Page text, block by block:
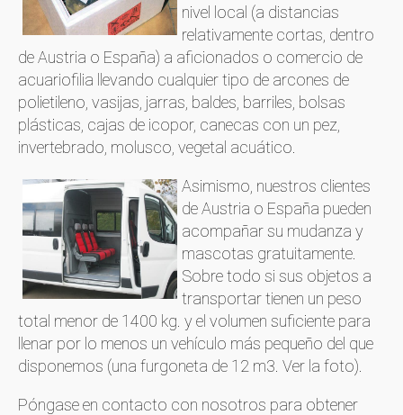
nivel local (a distancias
relativamente cortas, dentro
de Austria o España) a aficionados o comercio de
acuariofilia llevando cualquier tipo de arcones de
polietileno, vasijas, jarras, baldes, barriles, bolsas
plásticas, cajas de icopor, canecas con un pez,
invertebrado, molusco, vegetal acuático.
Asimismo, nuestros clientes
de Austria o España pueden
acompañar su mudanza y
mascotas gratuitamente.
Sobre todo si sus objetos a
transportar tienen un peso
total menor de 1400 kg. y el volumen suficiente para
llenar por lo menos un vehículo más pequeño del que
disponemos (una furgoneta de 12 m3. Ver la foto).
Póngase en contacto con nosotros para obtener